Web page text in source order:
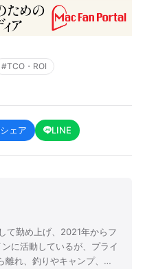
#TCO・ROI
シェア LINE
て勤め上げ、2021年からフ
に活動しているが、プライ
離れ、釣りやキャンプ、登